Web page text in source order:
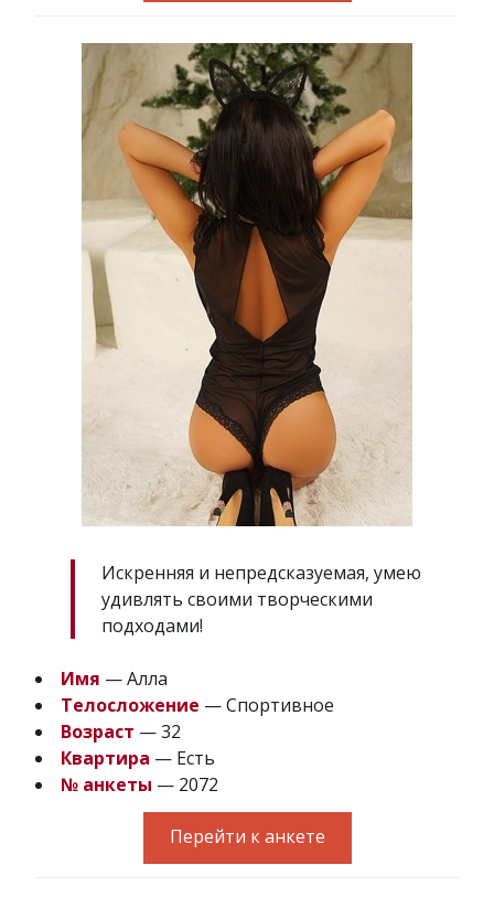
Искренняя и непредсказуемая, умею
удивлять своими творческими
подходами!
Имя — Алла
Телосложение — Спортивное
Возраст — 32
Квартира — Есть
№ анкеты — 2072
Перейти к анкете